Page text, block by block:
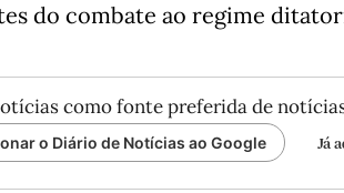
do combate ao regime
como fonte preferida de
o Diário de Notícias ao Google Já